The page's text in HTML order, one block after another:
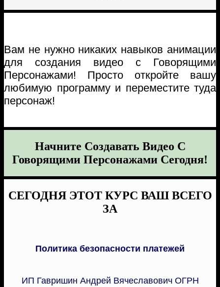
Вам не нужно никаких навыков анимации
для создания видео с Говорящими
Персонажами! Просто откройте вашу
любимую программу и переместите туда
персонаж!
Начните Создавать Видео C
Говорящими Персонажами Сегодня!
СЕГОДНЯ ЭТОТ КУРС ВАШ ВСЕГО
ЗА
Политика безопасности платежей
ИП Гавришин Андрей Вячеславович ОГРН